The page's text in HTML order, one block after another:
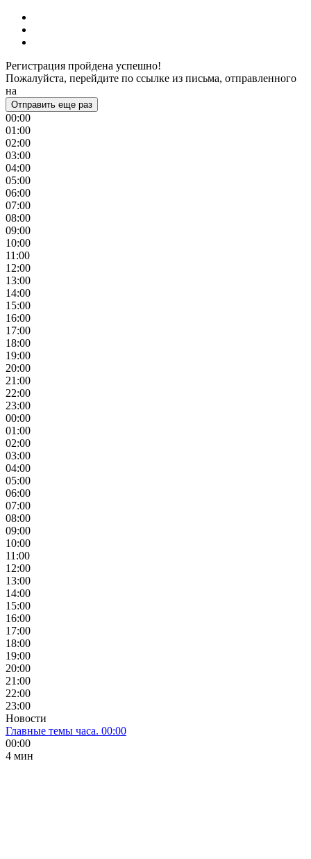
Регистрация пройдена успешно!
Пожалуйста, перейдите по ссылке из письма, отправленного
на
Отправить еще раз
00:00
01:00
02:00
03:00
04:00
05:00
06:00
07:00
08:00
09:00
10:00
11:00
12:00
13:00
14:00
15:00
16:00
17:00
18:00
19:00
20:00
21:00
22:00
23:00
00:00
01:00
02:00
03:00
04:00
05:00
06:00
07:00
08:00
09:00
10:00
11:00
12:00
13:00
14:00
15:00
16:00
17:00
18:00
19:00
20:00
21:00
22:00
23:00
Новости
Главные темы часа. 00:00
00:00
4 мин